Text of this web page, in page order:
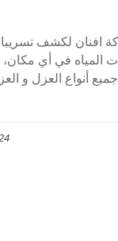
الرياض 0553445129 حيث تعد شركة افنان
في أي مكان،
أنواع العزل و
24 أغسطس،